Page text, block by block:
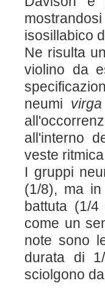
isosillabico
Ne risulta
violino da
neumi virga
all'interno
veste
I gruppi
(1/8), ma
battuta (1/
come un
note sono
durata di
sciolgono